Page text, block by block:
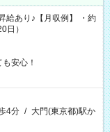
給あり♪【月収例】 ・約
日）
安心！
4分 / 大門(東京都)駅か